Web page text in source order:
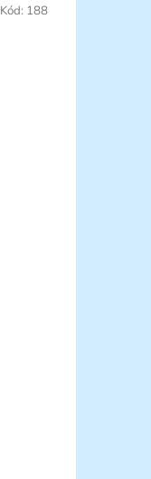
Kód: 188